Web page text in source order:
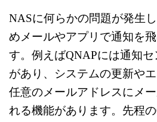
NASに何らかの問題が発生し
めメールやアプリで通知を
す。 例えばQNAPには通知
があり、 システムの更新や
任意のメールアドレスにメ
れる機能があります。 先程